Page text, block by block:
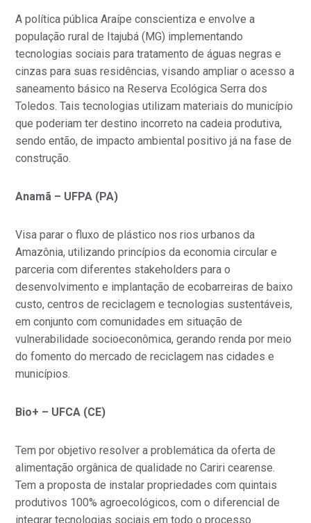
A política pública Araípe conscientiza e envolve a
população rural de Itajubá (MG) implementando
tecnologias sociais para tratamento de águas negras e
cinzas para suas residências, visando ampliar o acesso a
saneamento básico na Reserva Ecológica Serra dos
Toledos. Tais tecnologias utilizam materiais do município
que poderiam ter destino incorreto na cadeia produtiva,
sendo então, de impacto ambiental positivo já na fase de
construção.
Anamã – UFPA (PA)
Visa parar o fluxo de plástico nos rios urbanos da
Amazônia, utilizando princípios da economia circular e
parceria com diferentes stakeholders para o
desenvolvimento e implantação de ecobarreiras de baixo
custo, centros de reciclagem e tecnologias sustentáveis,
em conjunto com comunidades em situação de
vulnerabilidade socioeconômica, gerando renda por meio
do fomento do mercado de reciclagem nas cidades e
municípios.
Bio+ – UFCA (CE)
Tem por objetivo resolver a problemática da oferta de
alimentação orgânica de qualidade no Cariri cearense.
Tem a proposta de instalar propriedades com quintais
produtivos 100% agroecológicos, com o diferencial de
integrar tecnologias sociais em todo o processo